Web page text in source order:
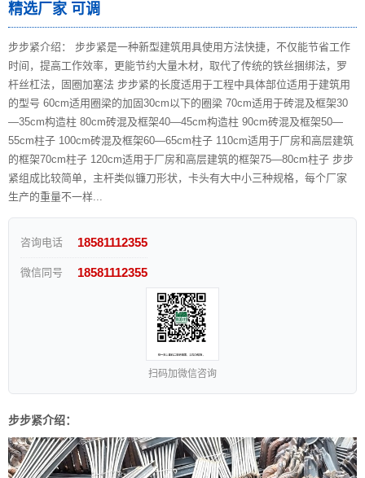
精选厂家 可调
步步紧介绍： 步步紧是一种新型建筑用具使用方法快捷，不仅能节省工作
时间，提高工作效率，更能节约大量木材，取代了传统的铁丝捆绑法，罗
杆丝杠法，固圈加塞法 步步紧的长度适用于工程中具体部位适用于建筑用
的型号 60cm适用圈梁的加固30cm以下的圈梁 70cm适用于砖混及框架30
—35cm构造柱 80cm砖混及框架40—45cm构造柱 90cm砖混及框架50—
55cm柱子 100cm砖混及框架60—65cm柱子 110cm适用于厂房和高层建筑
的框架70cm柱子 120cm适用于厂房和高层建筑的框架75—80cm柱子 步步
紧组成比较简单，主杆类似镰刀形状，卡头有大中小三种规格，每个厂家
生产的重量不一样...
咨询电话 18581112355
微信同号 18581112355
扫码加微信咨询
步步紧介绍：